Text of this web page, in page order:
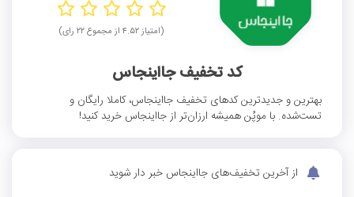
(امتیاز ۴.۵۲ از مجموع ۲۲ رای)
کد تخفیف جااینجاس
بهترین و جدیدترین کدهای تخفیف جااینجاس، کاملا رایگان و
تست‌شده. با موپُن همیشه ارزان‌تر از جااینجاس خرید کنید!
از آخرین تخفیف‌های جااینجاس خبر دار شوید